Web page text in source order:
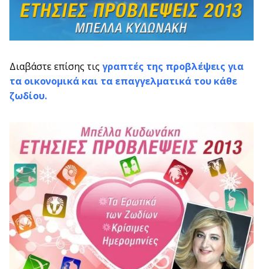
Διαβάστε επίσης τις γραπτές της προβλέψεις για
τα οικονομικά και τα επαγγελματικά του κάθε
ζωδίου.